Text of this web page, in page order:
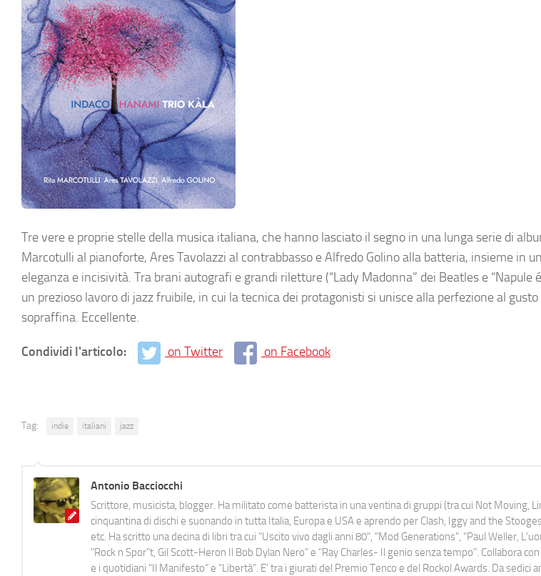
Tre vere e proprie stelle della musica italiana, che hanno lasciato il segno in una lunga serie di
Marcotulli al pianoforte, Ares Tavolazzi al contrabbasso eAlfredo Golinoalla batteria, insieme in
eleganza e incisività. Tra brani autografi e grandi riletture (“Lady Madonna” dei Beatles e “Napule
un prezioso lavoro di jazz fruibile, in cui la tecnica dei protagonisti si unisce alla perfezione al
sopraffina. Eccellente.
Condividi l'articolo: on Twitter on Facebook
Tag: indie italiani jazz
Antonio Bacciocchi
Scrittore, musicista, blogger. Ha militato come batterista in una ventina di gruppi (tra cui Not Moving,
cinquantina di dischi e suonando in tutta Italia, Europa e USA e aprendo per Clash, Iggy and the
etc. Ha scritto una decina di libri tra cui "Uscito vivo dagli anni 80", "Mod Generations", "Paul Weller,
"Rock n Spor"t, Gil Scott-Heron Il Bob Dylan Nero" e "Ray Charles- Il genio senza tempo". Collabora con
e i quotidiani “Il Manifesto” e “Libertà”. E' tra i giurati del Premio Tenco e del Rockol Awards. Da sedici